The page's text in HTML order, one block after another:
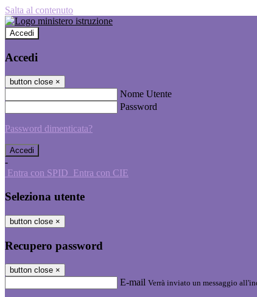
Salta al contenuto
Accedi
Accedi
button close ×
Nome Utente
Password
Password dimenticata?
-
Entra con SPID Entra con CIE
Seleziona utente
button close ×
Recupero password
button close ×
E-mail Verrà inviato un messaggio